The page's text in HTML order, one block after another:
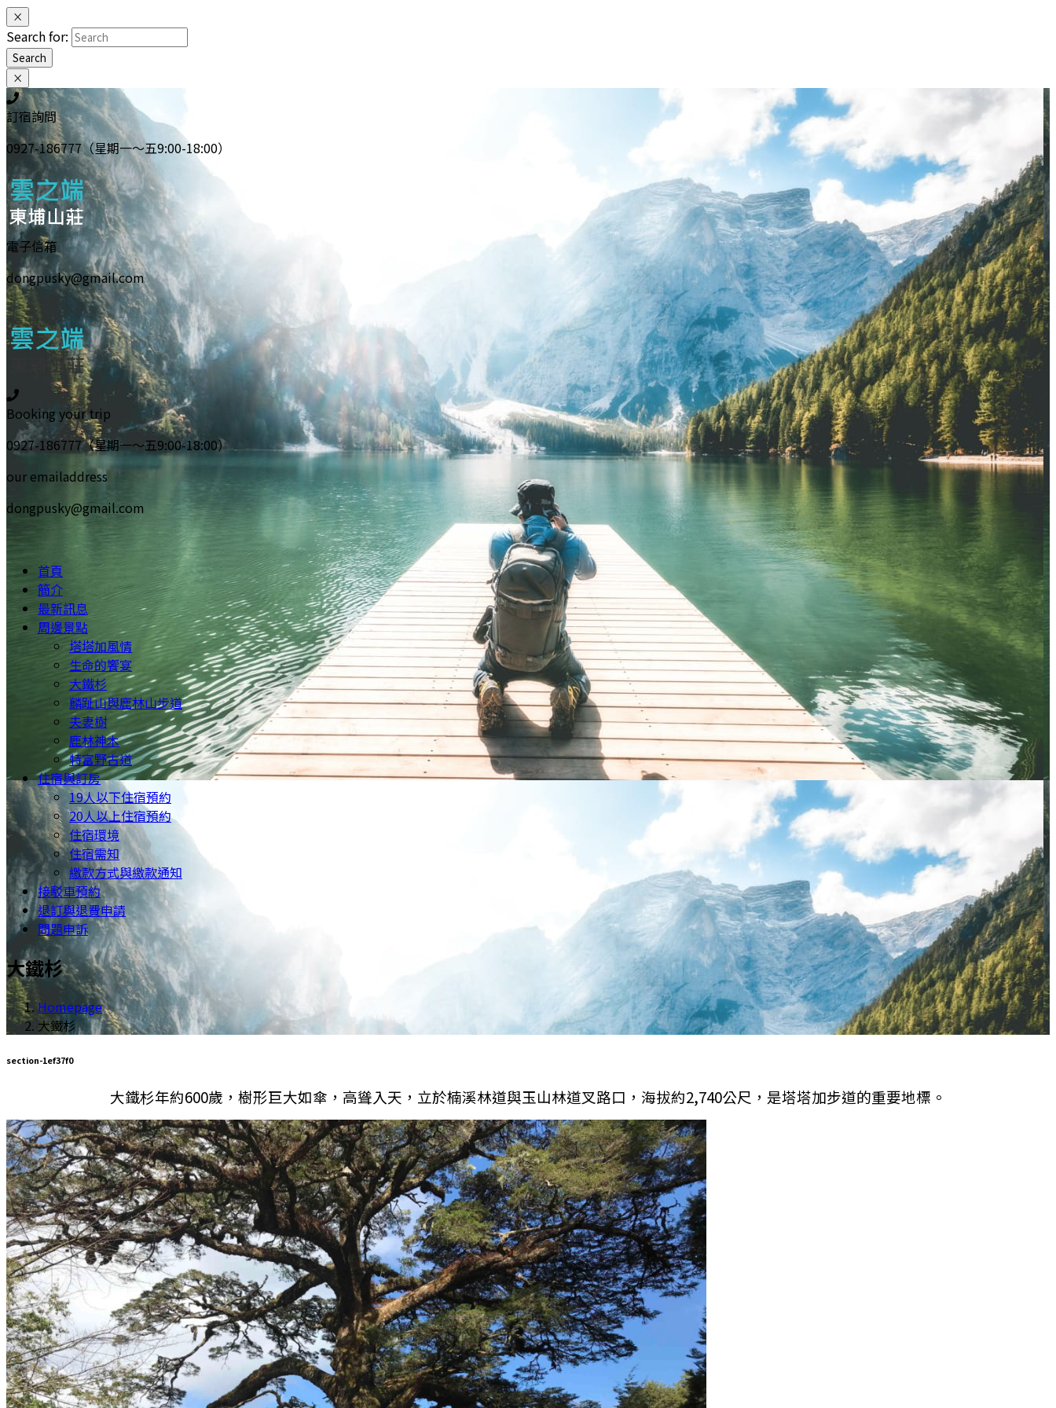
×
Search for:
Search
×
訂宿詢問
0927-186777（星期一～五9:00-18:00）
電子信箱
dongpusky@gmail.com
Booking your trip
0927-186777（星期一～五9:00-18:00）
our emailaddress
dongpusky@gmail.com
首頁
簡介
最新訊息
周邊景點
塔塔加風情
生命的饗宴
大鐵杉
麟趾山與鹿林山步道
夫妻樹
鹿林神木
特富野古道
住宿與訂房
19人以下住宿預約
20人以上住宿預約
住宿環境
住宿需知
繳款方式與繳款通知
接駁車預約
退訂與退費申請
問題申訴
大鐵杉
Homepage
大鐵杉
section-1ef37f0
大鐵杉年約600歲，樹形巨大如傘，高聳入天，立於楠溪林道與玉山林道叉路口，海拔約2,740公尺，是塔塔加步道的重要地標。